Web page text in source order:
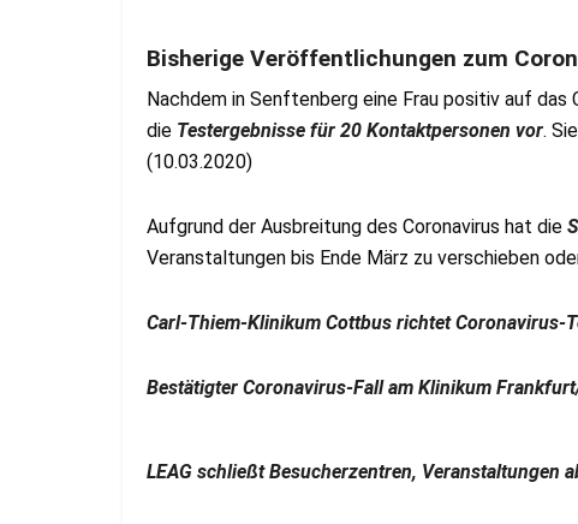
Bisherige Veröffentlichungen zum
Nachdem in Senftenberg eine Frau positiv auf
die Testergebnisse für 20 Kontaktpersonen vor.
(10.03.2020)
Aufgrund der Ausbreitung des Coronavirus hat die
Veranstaltungen bis Ende März zu verschieben
Carl-Thiem-Klinikum Cottbus richtet Coronavirus-
Bestätigter Coronavirus-Fall am Klinikum
LEAG schließt Besucherzentren, Veranstaltungen